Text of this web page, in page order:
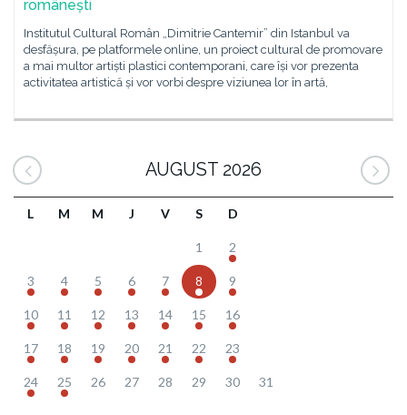
românești
Institutul Cultural Român „Dimitrie Cantemir” din Istanbul va
desfășura, pe platformele online, un proiect cultural de promovare
a mai multor artiști plastici contemporani, care își vor prezenta
activitatea artistică și vor vorbi despre viziunea lor în artă,
AUGUST 2026
L M M J V S D
1 2
3 4 5 6 7 8 9
10 11 12 13 14 15 16
17 18 19 20 21 22 23
24 25 26 27 28 29 30 31